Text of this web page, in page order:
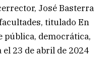
José Basterra
titulado En
pública, democrática,
23 de abril de 2024